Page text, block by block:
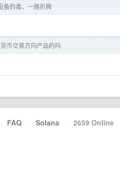
备的毒，一路折腾
币交易方向产品的吗
FAQ · Solana · 2659 Online